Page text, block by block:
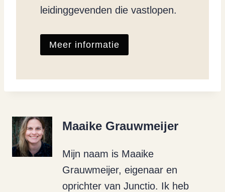
leidinggevenden die vastlopen.
Meer informatie
Maaike Grauwmeijer
Mijn naam is Maaike
Grauwmeijer, eigenaar en
oprichter van Junctio. Ik heb